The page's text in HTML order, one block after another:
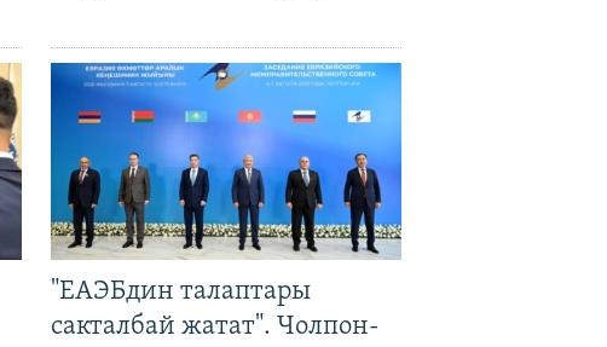
"ЕАЭБдин талаптары
сакталбай жатат". Чолпон-